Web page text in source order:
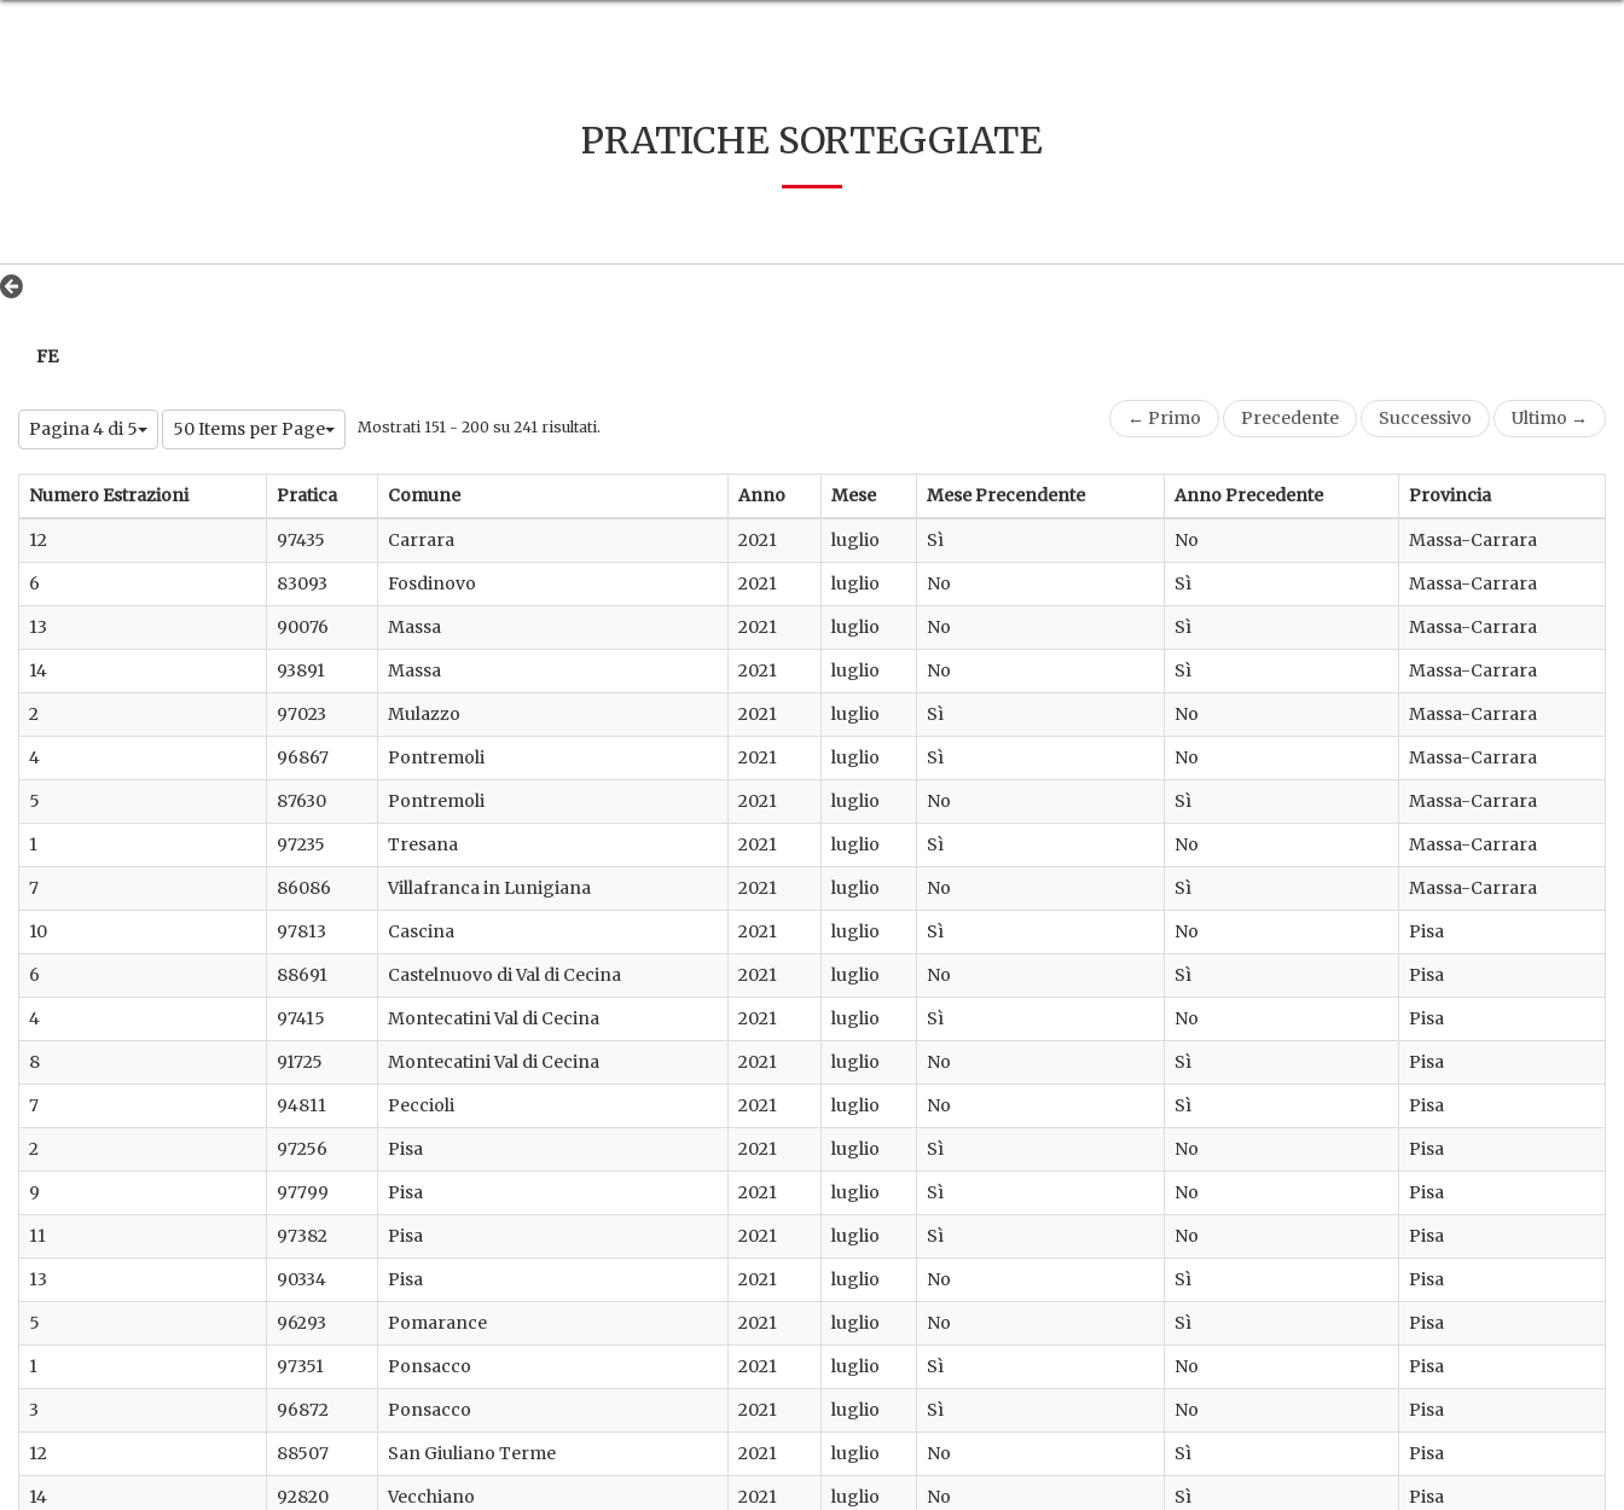
PRATICHE SORTEGGIATE
FE
Pagina 4 di 5 50 Items per Page Mostrati 151 - 200 su 241 risultati. ← Primo Precedente Successivo Ultimo →
Numero Estrazioni Pratica Comune Anno Mese Mese Precendente Anno Precedente Provincia
12 97435 Carrara 2021 luglio Sì No
Massa-Carrara
6
83093 Fosdinovo 2021 luglio No Sì
Massa-Carrara
13
90076 Massa 2021 luglio No Sì
Massa-Carrara
14
93891 Massa 2021 luglio No Sì
Massa-Carrara
2
97023 Mulazzo 2021 luglio Sì No
Massa-Carrara
4
96867 Pontremoli 2021 luglio Sì No
Massa-Carrara
5
87630 Pontremoli 2021 luglio No Sì
Massa-Carrara
1
97235 Tresana 2021 luglio Sì No
Massa-Carrara
7
86086 Villafranca in Lunigiana 2021 luglio No Sì
Massa-Carrara
10
97813 Cascina 2021 luglio Sì No
Pisa
6
88691 Castelnuovo di Val di Cecina 2021 luglio No Sì
Pisa
4
97415 Montecatini Val di Cecina 2021 luglio Sì No
Pisa
8
91725 Montecatini Val di Cecina 2021 luglio No Sì
Pisa
7
94811 Peccioli 2021 luglio No Sì
Pisa
2
97256 Pisa 2021 luglio Sì No
Pisa
9
97799 Pisa 2021 luglio Sì No
Pisa
11
97382 Pisa 2021 luglio Sì No
Pisa
13
90334 Pisa 2021 luglio No Sì
Pisa
5
96293 Pomarance 2021 luglio No Sì
Pisa
1
97351 Ponsacco 2021 luglio Sì No
Pisa
3
96872 Ponsacco 2021 luglio Sì No
Pisa
12
88507 San Giuliano Terme 2021 luglio No Sì
Pisa
14
92820 Vecchiano 2021 luglio No Sì
Pisa